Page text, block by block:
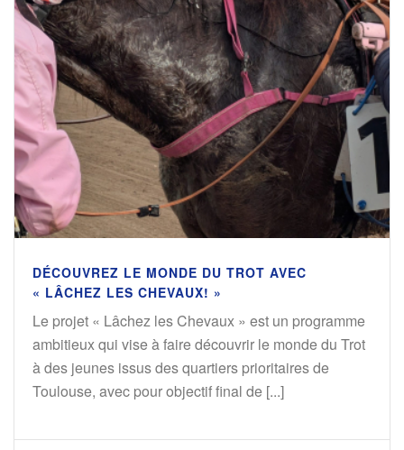
DÉCOUVREZ LE MONDE DU TROT AVEC
« LÂCHEZ LES CHEVAUX! »
Le projet « Lâchez les Chevaux » est un programme
ambitieux qui vise à faire découvrir le monde du Trot
à des jeunes issus des quartiers prioritaires de
Toulouse, avec pour objectif final de [...]